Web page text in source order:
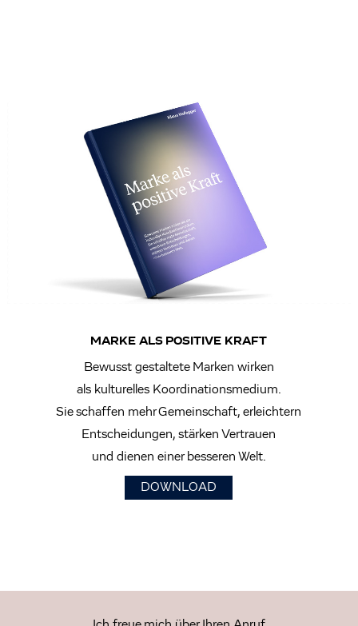
MARKE ALS POSITIVE KRAFT
Bewusst gestaltete Marken wirken
als kulturelles Koordinationsmedium.
Sie schaffen mehr Gemeinschaft, erleichtern
Entscheidungen, stärken Vertrauen
und dienen einer besseren Welt.
DOWNLOAD